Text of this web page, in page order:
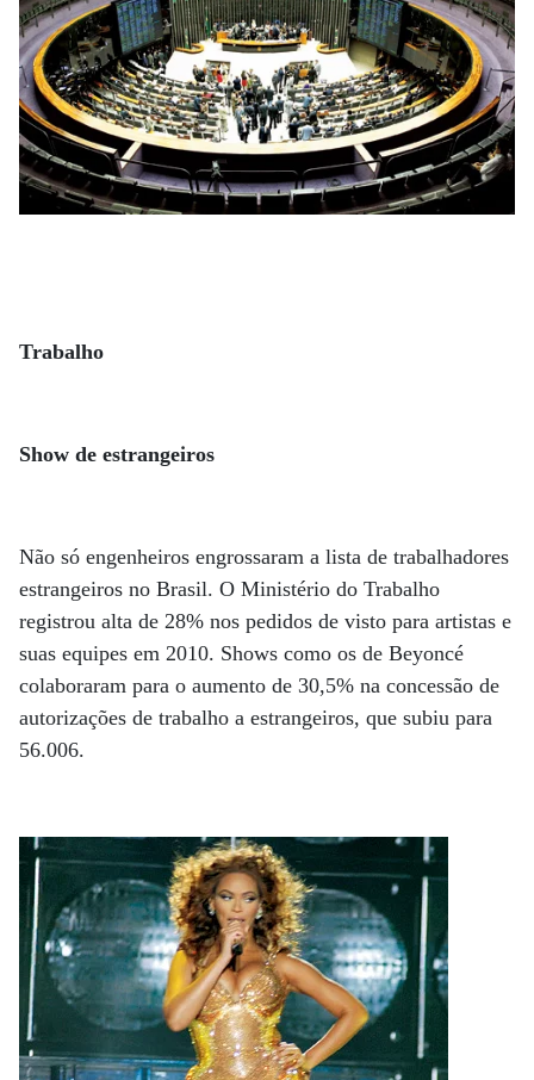
Trabalho
Show de estrangeiros
Não só engenheiros engrossaram a lista de trabalhadores
estrangeiros no Brasil. O Ministério do Trabalho
registrou alta de 28% nos pedidos de visto para artistas e
suas equipes em 2010. Shows como os de Beyoncé
colaboraram para o aumento de 30,5% na concessão de
autorizações de trabalho a estrangeiros, que subiu para
56.006.